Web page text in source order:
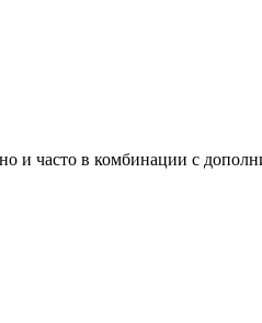
и часто в комбинации с